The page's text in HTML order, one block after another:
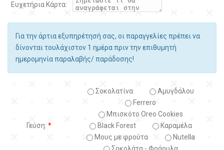
Ευχετήρια Κάρτα:
Για την άρτια εξυπηρέτησή σας, οι παραγγελίες πρέπει να
δίνονται τουλάχιστον 1 ημέρα πριν την επιθυμητή
ημερομηνία παραλαβής/ παράδοσης!
Γεύση: *
Σοκολατίνα
Αμυγδάλου
Ferrero
Μπισκότο Oreo Cookies
Black Forest
Kαραμέλα
Μους με φρούτα
Nutella